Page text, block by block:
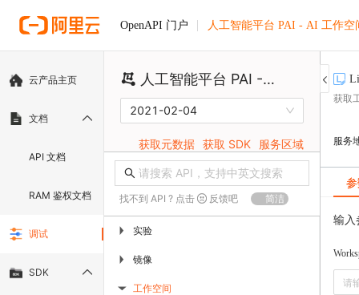
OpenAPI 门户 人工智能平台 PAI - AI 工作空
云产品主页
文档
API 文档
RAM 鉴权文档
调试
SDK
人工智能平台 PAI - AI 工作空间
2021-02-04
获取元数据 获取 SDK 服务区域
找不到 API ? 点击 反馈吧 简洁
▶ 实验
▶ 镜像
▶ 工作空间
获取
服务
输入